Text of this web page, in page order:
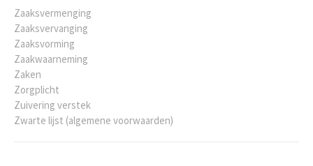
Zaaksvermenging
Zaaksvervanging
Zaaksvorming
Zaakwaarneming
Zaken
Zorgplicht
Zuivering verstek
Zwarte lijst (algemene voorwaarden)